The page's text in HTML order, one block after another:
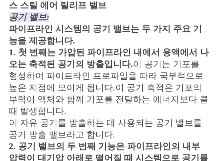
을
요
구
하
세
요
소
스 스틸 에어 릴리프 밸브
공기 밸브:
파이프라인 시스템의 공기 밸브는 두 가지 주요 기
능을 제공합니다.
1. 첫 번째는 가압된 파이프라인 내에서 용액에서 나
오는 축적된 공기의 방출입니다.이 공기는 기포를
형성하여 파이프라인 프로파일을 따라 국부적으로
높은 지점에 모이게 됩니다.이 공기 축적은 기포의
부력이 액체와 함께 기포를 전달하는 에너지보다 클
때 발생합니다.
이 자유 공기를 방출하는 데 사용되는 공기 밸브를
공기 방출 밸브라고 합니다.
2. 공기 밸브의 두 번째 기능은 파이프라인의 내부
압력이 대기압 아래로 떨어질 때 시스템으로 공기를